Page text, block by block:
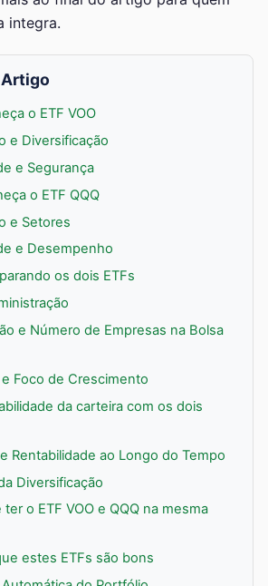
integra.
o ETF VOO
e Diversificação
e Segurança
o ETF QQQ
e Setores
e Desempenho
os dois ETFs
e Número de Empresas na Bolsa
Foco de Crescimento
da carteira com os dois
Rentabilidade ao Longo do Tempo
Diversificação
o ETF VOO e QQQ na mesma
estes ETFs são bons